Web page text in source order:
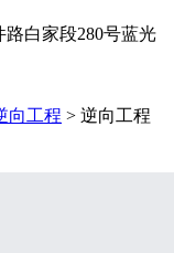
白家段280号蓝光
向工程 > 逆向工程